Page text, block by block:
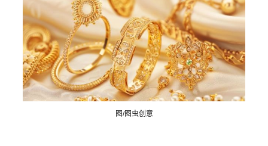
图/图虫创意